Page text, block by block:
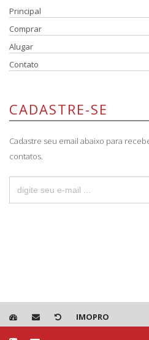
Principal
Comprar
Alugar
Contato
CADASTRE-SE
Cadastre seu email abaixo para
contatos.
IMOPRO